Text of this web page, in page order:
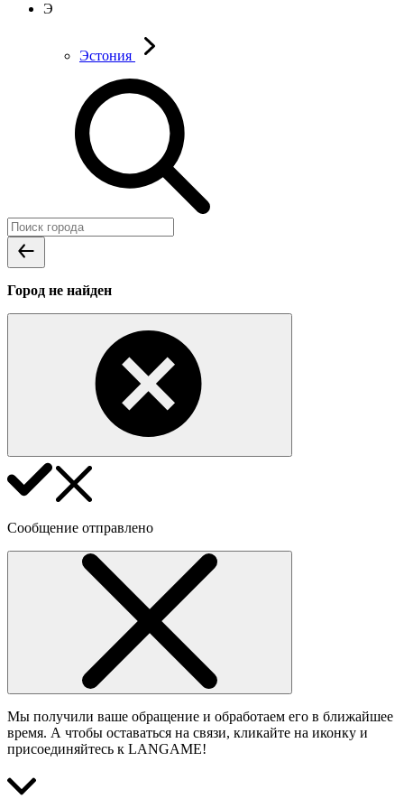
Э
Эстония
Город не найден
Сообщение отправлено
Мы получили ваше обращение и обработаем его в ближайшее
время. А чтобы оставаться на связи, кликайте на иконку и
присоединяйтесь к LANGAME!